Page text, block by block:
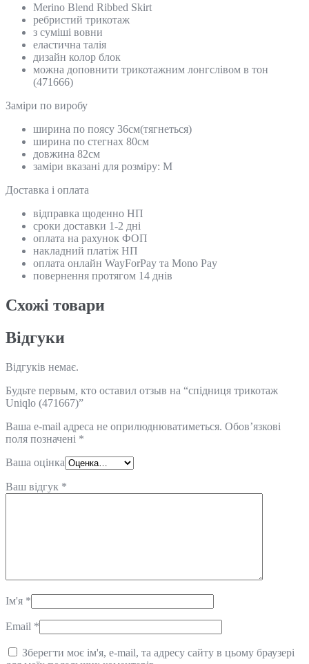
Merino Blend Ribbed Skirt
ребристий трикотаж
з суміші вовни
еластична талія
дизайн колор блок
можна доповнити трикотажним лонгслівом в тон
(471666)
Замiри по виробу
ширина по поясу 36см(тягнеться)
ширина по стегнах 80см
довжина 82см
заміри вказані для розміру: М
Доставка і оплата
відправка щоденно НП
сроки доставки 1-2 дні
оплата на рахунок ФОП
накладний платіж НП
оплата онлайн WayForPay та Mono Pay
повернення протягом 14 днів
Схожi товари
Відгуки
Відгуків немає.
Будьте первым, кто оставил отзыв на “спідниця трикотаж
Uniqlo (471667)”
Ваша e-mail адреса не оприлюднюватиметься. Обов’язкові
поля позначені *
Ваша оцінка
Ваш відгук *
Ім'я *
Email *
Зберегти моє ім'я, e-mail, та адресу сайту в цьому браузері